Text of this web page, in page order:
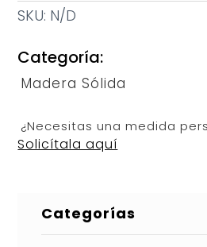
SKU: N/D
Categoría:
Madera Sólida
¿Necesitas una medida
Solicítala aquí
Categorías